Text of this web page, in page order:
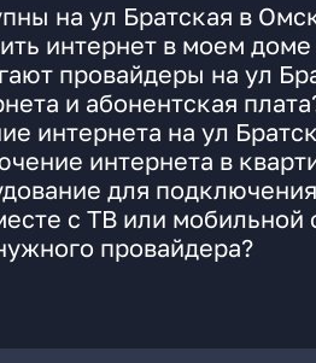
на ул Братская в
интернет в моем доме
провайдеры на ул
и абонентская
интернета на ул
интернета в
для
с ТВ или мобильной
провайдера?